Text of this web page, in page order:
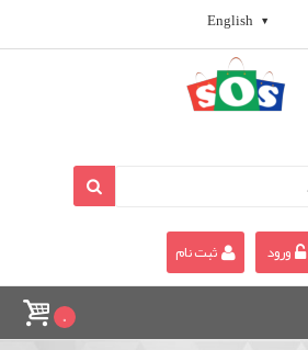
English
ورود ثبت نام
0